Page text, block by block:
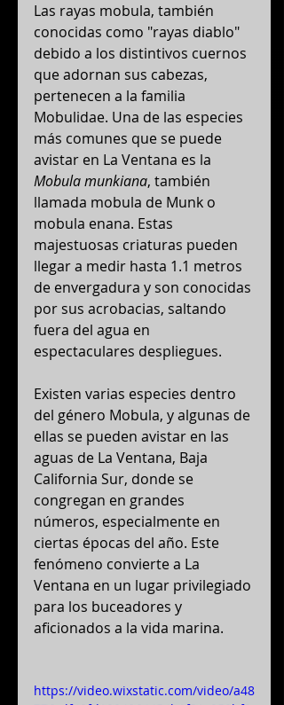
Las rayas mobula, también
conocidas como "rayas diablo"
debido a los distintivos cuernos
que adornan sus cabezas,
pertenecen a la familia
Mobulidae. Una de las especies
más comunes que se puede
avistar en La Ventana es la
Mobula munkiana, también
llamada mobula de Munk o
mobula enana. Estas
majestuosas criaturas pueden
llegar a medir hasta 1.1 metros
de envergadura y son conocidas
por sus acrobacias, saltando
fuera del agua en
espectaculares despliegues.
Existen varias especies dentro
del género Mobula, y algunas de
ellas se pueden avistar en las
aguas de La Ventana, Baja
California Sur, donde se
congregan en grandes
números, especialmente en
ciertas épocas del año. Este
fenómeno convierte a La
Ventana en un lugar privilegiado
para los buceadores y
aficionados a la vida marina.
https://video.wixstatic.com/video/a48